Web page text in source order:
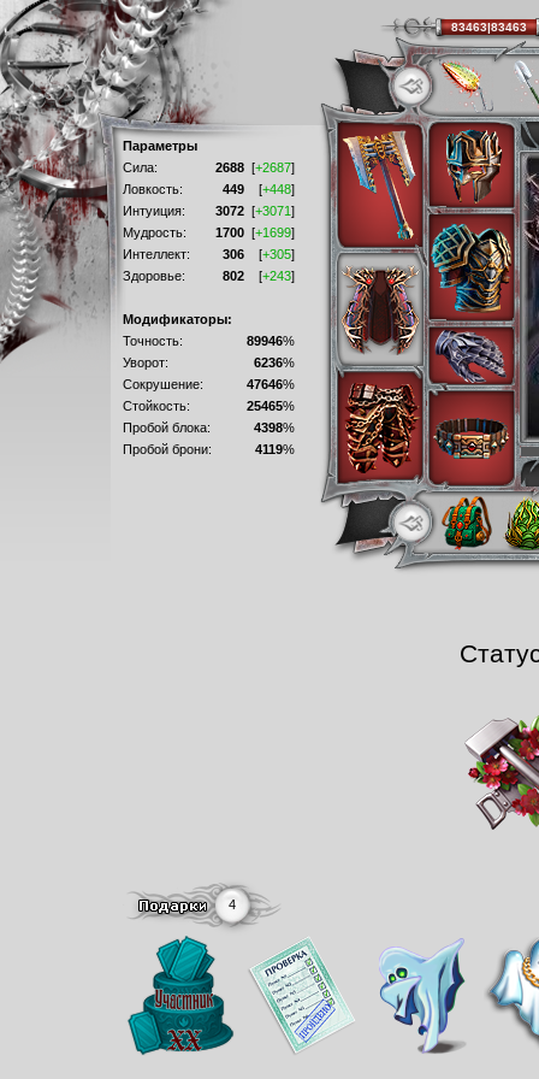
Параметры
Сила:
2688 [+2687]
Ловкость:
449 [+448]
Интуиция:
3072 [+3071]
Мудрость:
1700 [+1699]
Интеллект:
306 [+305]
Здоровье:
802 [+243]
Модификаторы:
Точность:
89946%
Уворот:
6236%
Сокрушение:
47646%
Стойкость:
25465%
Пробой блока:
4398%
Пробой брони:
4119%
4
83463|83463